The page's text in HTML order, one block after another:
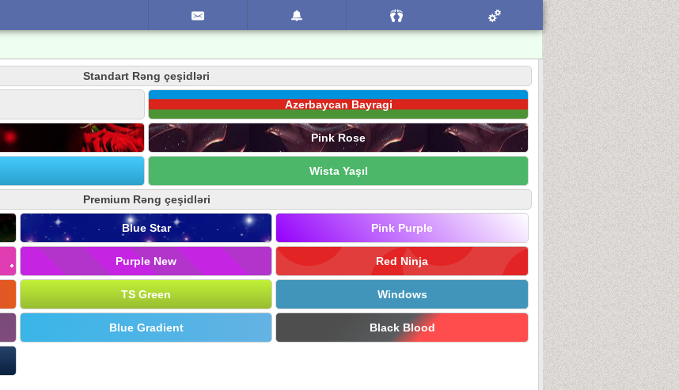
Standart Rəng çeşidləri
Azerbaycan Bayragi
Pink Rose
Wista Yaşıl
Premium Rəng çeşidləri
Blue Star Pink Purple
Purple New Red Ninja
TS Green Windows
Blue Gradient Black Blood